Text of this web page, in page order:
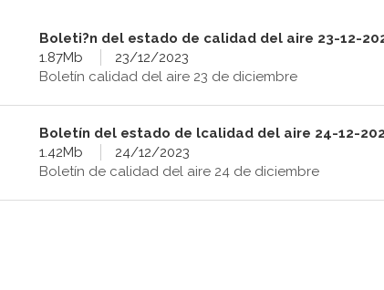
Boleti?n del estado de calidad del aire 23-12-
1.87Mb
23/12/2023
Boletín calidad del aire 23 de diciembre
Boletín del estado de lcalidad del aire 24-12-
1.42Mb
24/12/2023
Boletín de calidad del aire 24 de diciembre